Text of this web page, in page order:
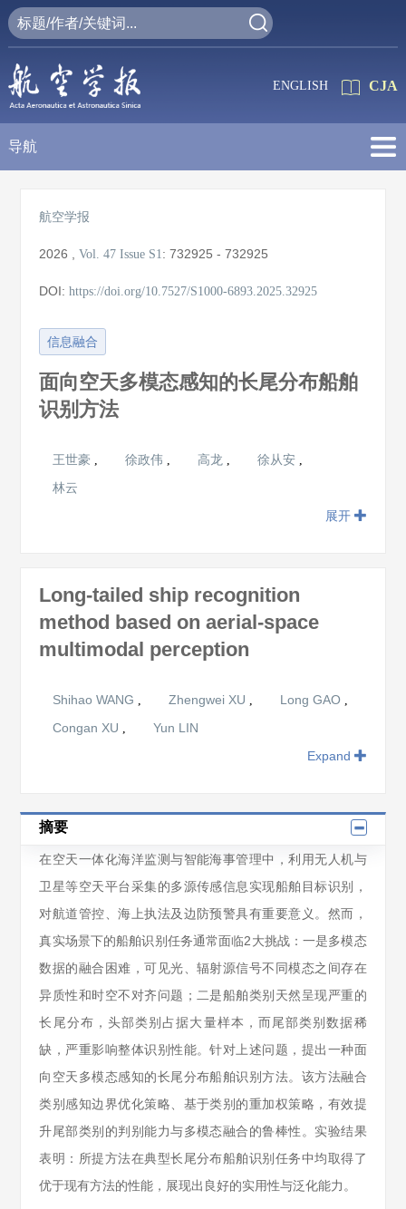
CJA
ENGLISH
导航
航空学报
2026 ,Vol. 47 Issue S1:732925 - 732925
DOI:https://doi.org/10.7527/S1000-6893.2025.32925
信息融合
面向空天多模态感知的长尾分布船舶
识别方法
王世豪 , 徐政伟 , 高龙 , 徐从安 ,
林云
展开
Long-tailed ship recognition
method based on aerial-space
multimodal perception
Shihao WANG , Zhengwei XU , Long GAO ,
Congan XU ,
Yun LIN
Expand
摘要
在空天一体化海洋监测与智能海事管理中，利用无人机与
卫星等空天平台采集的多源传感信息实现船舶目标识别，
对航道管控、海上执法及边防预警具有重要意义。然而，
真实场景下的船舶识别任务通常面临2大挑战：一是多模态
数据的融合困难，可见光、辐射源信号不同模态之间存在
异质性和时空不对齐问题；二是船舶类别天然呈现严重的
长尾分布，头部类别占据大量样本，而尾部类别数据稀
缺，严重影响整体识别性能。针对上述问题，提出一种面
向空天多模态感知的长尾分布船舶识别方法。该方法融合
类别感知边界优化策略、基于类别的重加权策略，有效提
升尾部类别的判别能力与多模态融合的鲁棒性。实验结果
表明：所提方法在典型长尾分布船舶识别任务中均取得了
优于现有方法的性能，展现出良好的实用性与泛化能力。